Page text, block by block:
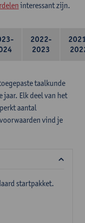
interessant zijn.
2022-
2023
taalkunde
Elk deel van het
aantal
vind je
startpakket.